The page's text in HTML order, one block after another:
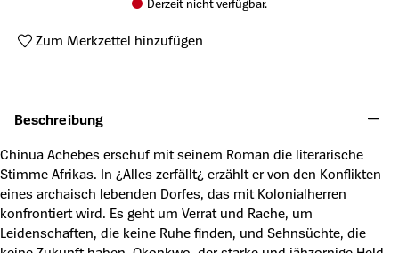
Derzeit nicht verfügbar.
Zum Merkzettel hinzufügen
Beschreibung
Chinua Achebes erschuf mit seinem Roman die literarische
Stimme Afrikas. In ¿Alles zerfällt¿ erzählt er von den Konflikten
eines archaisch lebenden Dorfes, das mit Kolonialherren
konfrontiert wird. Es geht um Verrat und Rache, um
Leidenschaften, die keine Ruhe finden, und Sehnsüchte, die